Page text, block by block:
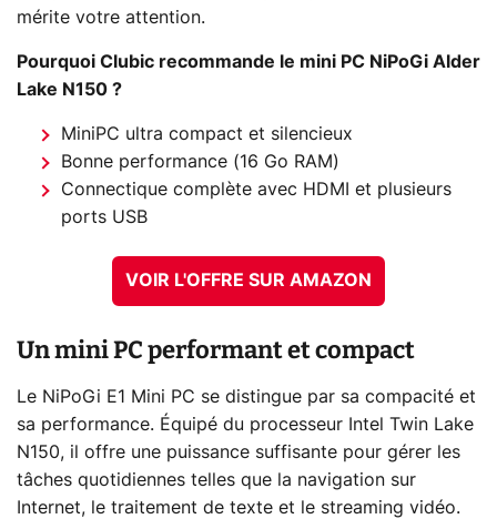
mérite votre attention.
Pourquoi Clubic recommande le mini PC NiPoGi Alder
Lake N150 ?
MiniPC ultra compact et silencieux
Bonne performance (16 Go RAM)
Connectique complète avec HDMI et plusieurs
ports USB
VOIR L'OFFRE SUR AMAZON
Un mini PC performant et compact
Le NiPoGi E1 Mini PC se distingue par sa compacité et
sa performance. Équipé du processeur Intel Twin Lake
N150, il offre une puissance suffisante pour gérer les
tâches quotidiennes telles que la navigation sur
Internet, le traitement de texte et le streaming vidéo.